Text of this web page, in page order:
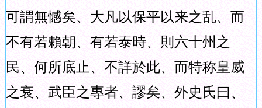
可謂無憾矣、大凡以保平以来之乱、而
不有若賴朝、有若泰時、則六十州之
民、何所底止、不詳於此、而特称皇威
之衰、武臣之專者、謬矣、外史氏曰、